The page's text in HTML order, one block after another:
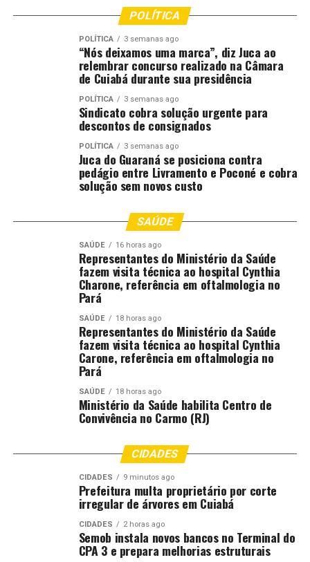
POLÍTICA
POLÍTICA 3 semanas ago
“Nós deixamos uma marca”, diz Juca ao
relembrar concurso realizado na Câmara
de Cuiabá durante sua presidência
POLÍTICA 3 semanas ago
Sindicato cobra solução urgente para
descontos de consignados
POLÍTICA 3 semanas ago
Juca do Guaraná se posiciona contra
pedágio entre Livramento e Poconé e cobra
solução sem novos custo
SAÚDE
SAÚDE 16 horas ago
Representantes do Ministério da Saúde
fazem visita técnica ao hospital Cynthia
Charone, referência em oftalmologia no
Pará
SAÚDE 18 horas ago
Representantes do Ministério da Saúde
fazem visita técnica ao hospital Cynthia
Carone, referência em oftalmologia no
Pará
SAÚDE 18 horas ago
Ministério da Saúde habilita Centro de
Convivência no Carmo (RJ)
CIDADES
CIDADES 9 minutos ago
Prefeitura multa proprietário por corte
irregular de árvores em Cuiabá
CIDADES 2 horas ago
Semob instala novos bancos no Terminal do
CPA 3 e prepara melhorias estruturais